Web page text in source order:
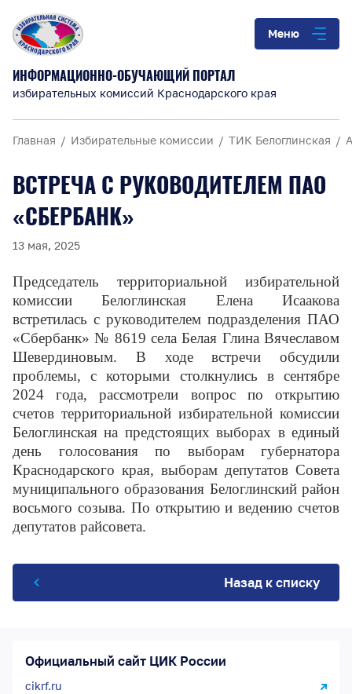
Меню
ИНФОРМАЦИОННО-ОБУЧАЮЩИЙ ПОРТАЛ
избирательных комиссий Краснодарского края
Главная Избирательные комиссии ТИК Белоглинская
ВСТРЕЧА С РУКОВОДИТЕЛЕМ ПАО
«СБЕРБАНК»
13 мая, 2025
Председатель территориальной избирательной
комиссии Белоглинская Елена Исаакова
встретилась с руководителем подразделения ПАО
«Сбербанк» № 8619 села Белая Глина Вячеславом
Шевердиновым. В ходе встречи обсудили
проблемы, с которыми столкнулись в сентябре
2024 года, рассмотрели вопрос по открытию
счетов территориальной избирательной комиссии
Белоглинская на предстоящих выборах в единый
день голосования по выборам губернатора
Краснодарского края, выборам депутатов Совета
муниципального образования Белоглинский район
восьмого созыва. По открытию и ведению счетов
депутатов райсовета.
Назад к списку
Официальный сайт ЦИК России
cikrf.ru